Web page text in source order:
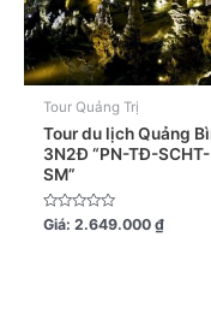
Tour Quảng Trị
Tour du lịch Quảng
3N2Đ “PN-TĐ-SCHT-
SM”
Được
xếp
Giá: 2.649.000₫